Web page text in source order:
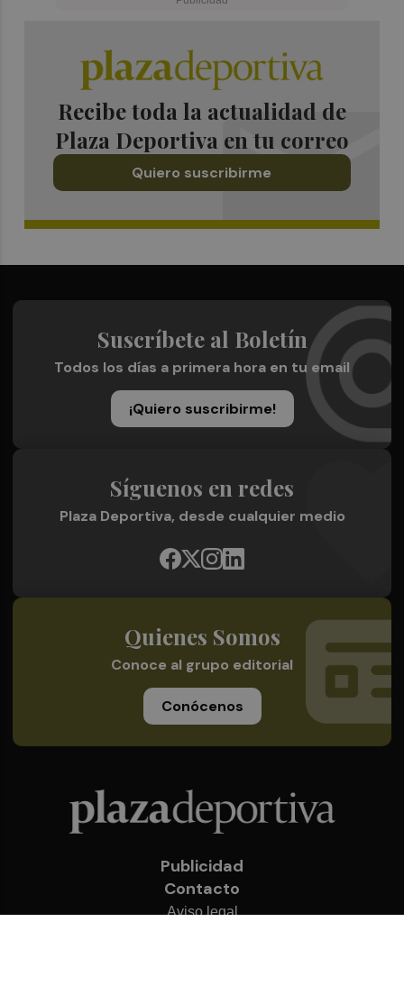
Recibe toda la actualidad de
Plaza Deportiva en tu correo
Quiero suscribirme
Suscríbete al Boletín
Todos los días a primera hora en tu email
¡Quiero suscribirme!
Síguenos en redes
Plaza Deportiva, desde cualquier medio
Quienes Somos
Conoce al grupo editorial
Conócenos
Publicidad
Contacto
Aviso legal